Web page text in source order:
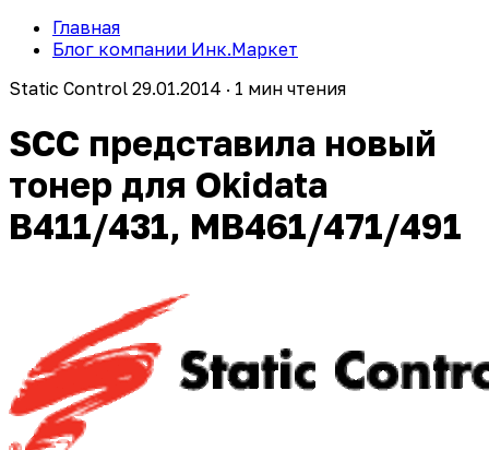
Главная
Блог компании Инк.Маркет
Static Control 29.01.2014 · 1 мин чтения
SCC представила новый
тонер для Okidata
B411/431, MB461/471/491